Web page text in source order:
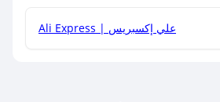
Ali Express | علي إكسبريس